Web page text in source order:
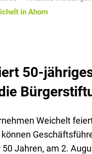
in Ahorn
50-
Weichelt
Jahren, am 2.